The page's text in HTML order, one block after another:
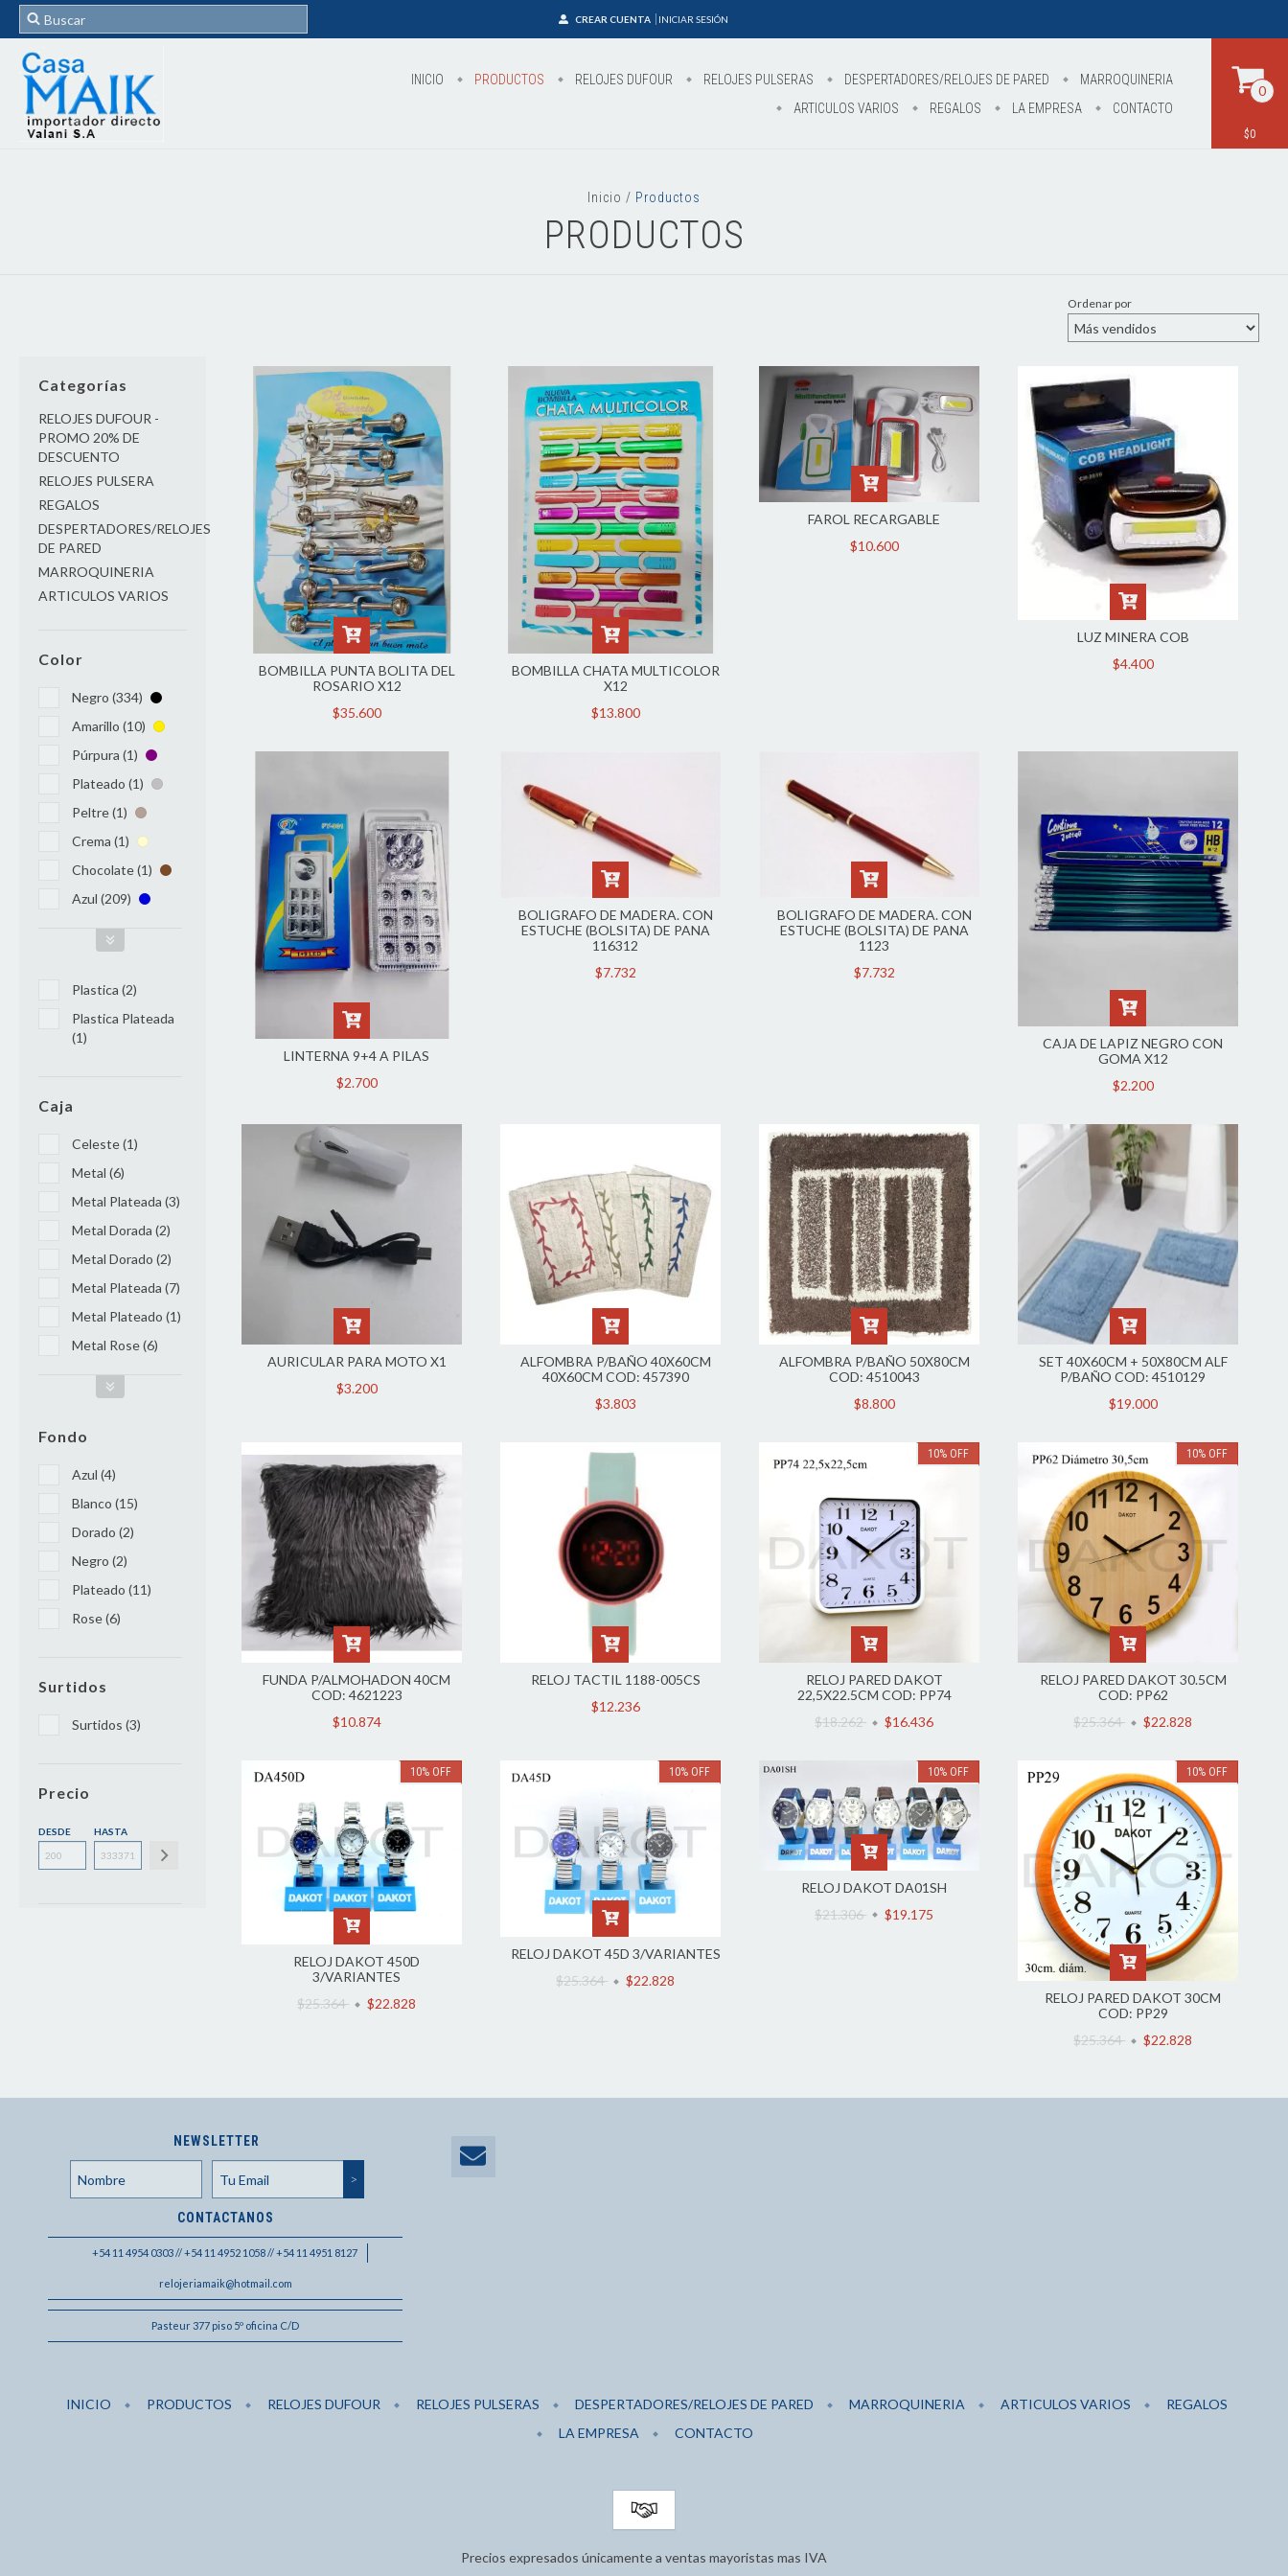
CREAR CUENTA INICIAR SESIÓN
INICIO PRODUCTOS RELOJES DUFOUR RELOJES PULSERAS DESPERTADORES/RELOJES DE PARED
MARROQUINERIA
ARTICULOS VARIOS
REGALOS LA EMPRESA CONTACTO
0
$0
Inicio / Productos
PRODUCTOS
Ordenar por
Categorías
RELOJES DUFOUR -
PROMO 20% DE
DESCUENTO
RELOJES PULSERA
REGALOS
DESPERTADORES/RELOJES
DE PARED
MARROQUINERIA
ARTICULOS VARIOS
Color
Negro (334)
Amarillo (10)
Púrpura (1)
Plateado (1)
Peltre (1)
Crema (1)
Chocolate (1)
Azul (209)
Plastica (2)
Plastica Plateada
(1)
Caja
Celeste (1)
Metal (6)
Metal Plateada (3)
Metal Dorada (2)
Metal Dorado (2)
Metal Plateada (7)
Metal Plateado (1)
Metal Rose (6)
Fondo
Azul (4)
Blanco (15)
Dorado (2)
Negro (2)
Plateado (11)
Rose (6)
Surtidos
Surtidos (3)
Precio
DESDE HASTA
BOMBILLA PUNTA BOLITA DEL
ROSARIO X12
$35.600
BOMBILLA CHATA MULTICOLOR
X12
$13.800
FAROL RECARGABLE
$10.600
LUZ MINERA COB
$4.400
LINTERNA 9+4 A PILAS
$2.700
BOLIGRAFO DE MADERA. CON
ESTUCHE (BOLSITA) DE PANA
116312
$7.732
BOLIGRAFO DE MADERA. CON
ESTUCHE (BOLSITA) DE PANA
1123
$7.732
CAJA DE LAPIZ NEGRO CON
GOMA X12
$2.200
AURICULAR PARA MOTO X1
$3.200
ALFOMBRA P/BAÑO 40X60CM
40X60CM COD: 457390
$3.803
ALFOMBRA P/BAÑO 50X80CM
COD: 4510043
$8.800
SET 40X60CM + 50X80CM ALF
P/BAÑO COD: 4510129
$19.000
FUNDA P/ALMOHADON 40CM
COD: 4621223
$10.874
RELOJ TACTIL 1188-005CS
$12.236
10% OFF
RELOJ PARED DAKOT
22,5X22.5CM COD: PP74
$18.262
$16.436
10% OFF
RELOJ PARED DAKOT 30.5CM
COD: PP62
$25.364
$22.828
10% OFF
RELOJ DAKOT 450D
3/VARIANTES
$25.364
$22.828
10% OFF
RELOJ DAKOT 45D 3/VARIANTES
$25.364
$22.828
10% OFF
RELOJ DAKOT DA01SH
$21.306
$19.175
10% OFF
RELOJ PARED DAKOT 30CM
COD: PP29
$25.364
$22.828
NEWSLETTER
CONTACTANOS
+54 11 4954 0303 // +54 11 4952 1058 // +54 11 4951 8127
relojeriamaik@hotmail.com
Pasteur 377 piso 5º oficina C/D
INICIO PRODUCTOS RELOJES DUFOUR RELOJES PULSERAS DESPERTADORES/RELOJES DE PARED MARROQUINERIA ARTICULOS VARIOS
REGALOS
LA EMPRESA
CONTACTO
Precios expresados únicamente a ventas mayoristas mas IVA